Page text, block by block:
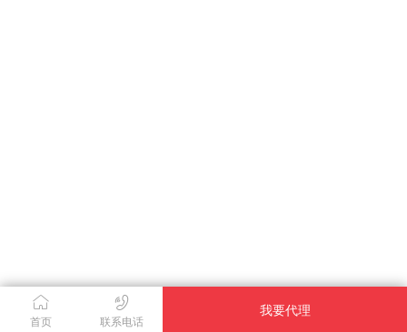
首页 联系电话
我要代理